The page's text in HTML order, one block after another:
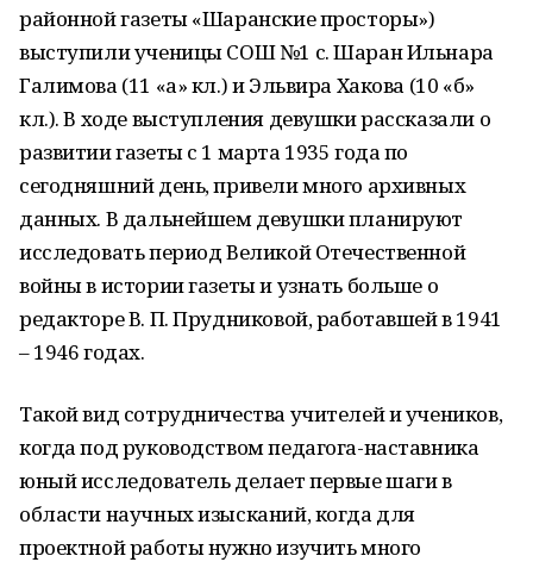
районной газеты «Шаранские просторы»)
выступили ученицы СОШ №1 с. Шаран Ильнара
Галимова (11 «а» кл.) и Эльвира Хакова (10 «б»
кл.). В ходе выступления девушки рассказали о
развитии газеты с 1 марта 1935 года по
сегодняшний день, привели много архивных
данных. В дальнейшем девушки планируют
исследовать период Великой Отечественной
войны в истории газеты и узнать больше о
редакторе В. П. Прудниковой, работавшей в 1941
– 1946 годах.
Такой вид сотрудничества учителей и учеников,
когда под руководством педагога-наставника
юный исследователь делает первые шаги в
области научных изысканий, когда для
проектной работы нужно изучить много